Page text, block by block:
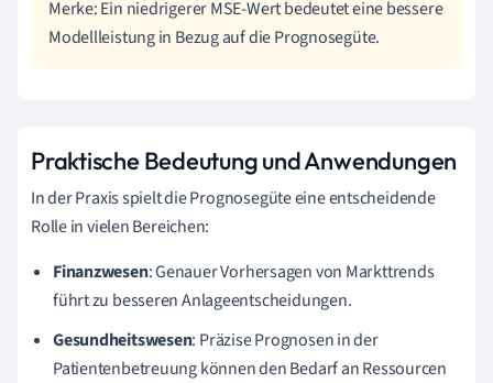
Merke: Ein niedrigerer MSE-Wert bedeutet eine bessere
Modellleistung in Bezug auf die Prognosegüte.
Praktische Bedeutung und Anwendungen
In der Praxis spielt die Prognosegüte eine entscheidende
Rolle in vielen Bereichen:
Finanzwesen: Genauer Vorhersagen von Markttrends
führt zu besseren Anlageentscheidungen.
Gesundheitswesen: Präzise Prognosen in der
Patientenbetreuung können den Bedarf an Ressourcen